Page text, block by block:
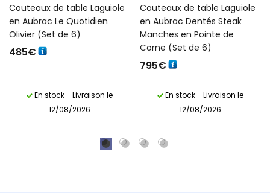
Couteaux de table Laguiole
en Aubrac Le Quotidien
Olivier (Set de 6)
485€
En stock - Livraison le
12/08/2026
Couteaux de table Laguiole
en Aubrac Dentés Steak
Manches en Pointe de
Corne (Set de 6)
795€
En stock - Livraison le
12/08/2026